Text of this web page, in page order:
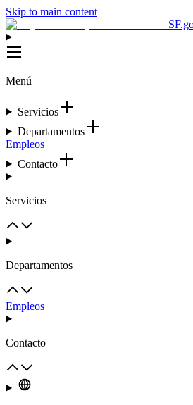
Skip to main content
Menú
Servicios
Departamentos
Empleos
Contacto
Servicios
Departamentos
Empleos
Contacto